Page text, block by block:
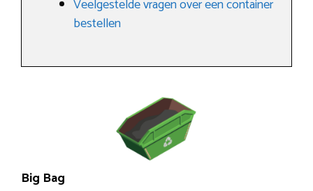
Veelgestelde vragen over een container
bestellen
Big Bag